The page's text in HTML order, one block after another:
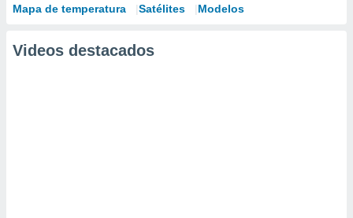
Mapa de temperatura Satélites Modelos
Videos destacados